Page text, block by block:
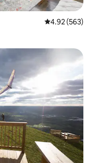
從 563 則評價
4.92 (563)